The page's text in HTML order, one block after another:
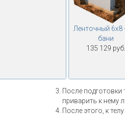
Ленточный 6х8
бани
135 129 руб.
После подготовки
приварить к нему
После этого, к